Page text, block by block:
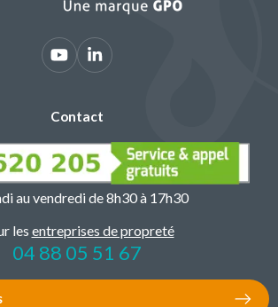
Contact
au vendredi de 8h30 à 17h30
les entreprises de propreté
04 88 05 51 67